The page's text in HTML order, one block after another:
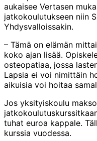
aukaisee Vertasen
jatkokoulutukseen niin
Yhdysvalloissakin.
– Tämä on elämän
koko ajan lisää.
osteopatiaa, jossa
Lapsia ei voi nimittäin
aikuisia voi hoitaa
Jos yksityiskoulu
tuhat euroa kappale.
kurssia vuodessa.